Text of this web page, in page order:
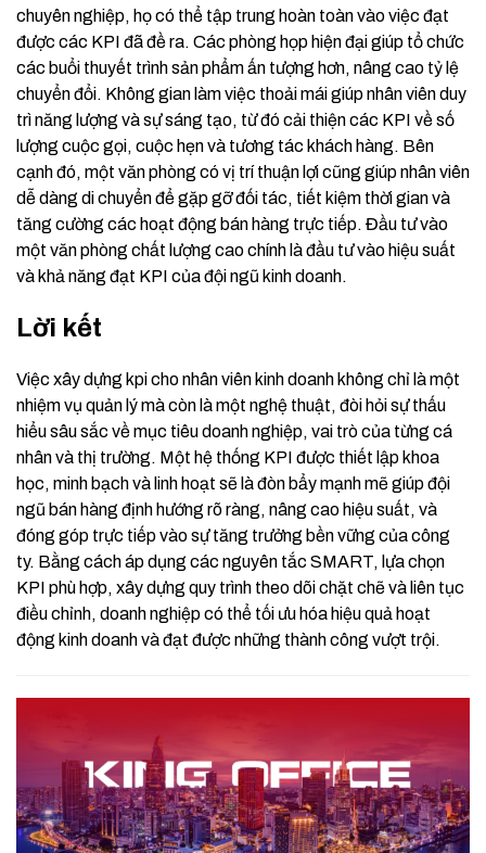
chuyên nghiệp, họ có thể tập trung hoàn toàn vào việc đạt
được các KPI đã đề ra. Các phòng họp hiện đại giúp tổ chức
các buổi thuyết trình sản phẩm ấn tượng hơn, nâng cao tỷ lệ
chuyển đổi. Không gian làm việc thoải mái giúp nhân viên duy
trì năng lượng và sự sáng tạo, từ đó cải thiện các KPI về số
lượng cuộc gọi, cuộc hẹn và tương tác khách hàng. Bên
cạnh đó, một văn phòng có vị trí thuận lợi cũng giúp nhân viên
dễ dàng di chuyển để gặp gỡ đối tác, tiết kiệm thời gian và
tăng cường các hoạt động bán hàng trực tiếp. Đầu tư vào
một văn phòng chất lượng cao chính là đầu tư vào hiệu suất
và khả năng đạt KPI của đội ngũ kinh doanh.
Lời kết
Việc xây dựng kpi cho nhân viên kinh doanh không chỉ là một
nhiệm vụ quản lý mà còn là một nghệ thuật, đòi hỏi sự thấu
hiểu sâu sắc về mục tiêu doanh nghiệp, vai trò của từng cá
nhân và thị trường. Một hệ thống KPI được thiết lập khoa
học, minh bạch và linh hoạt sẽ là đòn bẩy mạnh mẽ giúp đội
ngũ bán hàng định hướng rõ ràng, nâng cao hiệu suất, và
đóng góp trực tiếp vào sự tăng trưởng bền vững của công
ty. Bằng cách áp dụng các nguyên tắc SMART, lựa chọn
KPI phù hợp, xây dựng quy trình theo dõi chặt chẽ và liên tục
điều chỉnh, doanh nghiệp có thể tối ưu hóa hiệu quả hoạt
động kinh doanh và đạt được những thành công vượt trội.